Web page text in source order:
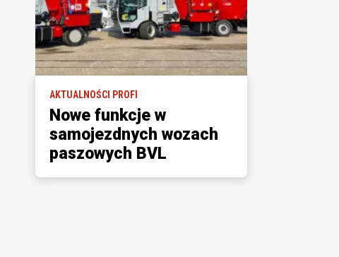
AKTUALNOŚCI PROFI
Nowe funkcje w
samojezdnych wozach
paszowych BVL